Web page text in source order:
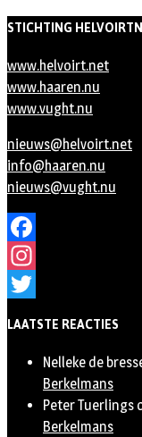
STICHTING
www.helvoirt.net
www.haaren.nu
www.vught.nu
nieuws@helvoirt.net
info@haaren.nu
nieuws@vught.nu
Facebook
Instagram
LAATSTE REACTIES
Nelleke de
Berkelmans
Peter Tuerlings
Berkelmans